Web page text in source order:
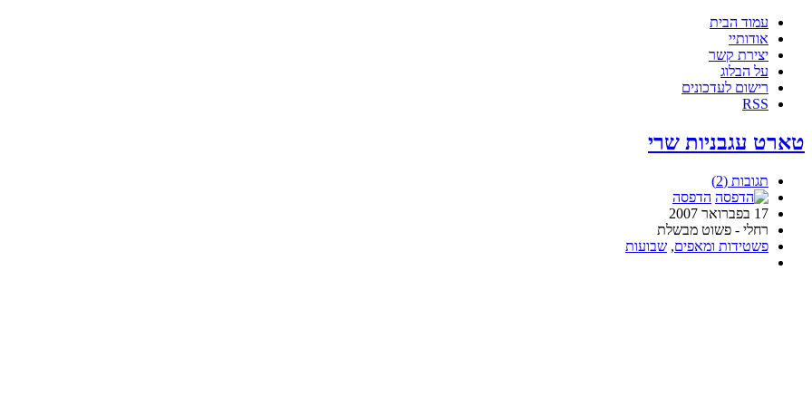
עמוד הבית
אודותיי
יצירת קשר
על הבלוג
רישום לעדכונים
RSS
טארט עגבניות שרי
תגובות (2)
הדפסה
17 בפברואר 2007
רחלי - פשוט מבשלת
פשטידות ומאפים, שבועות